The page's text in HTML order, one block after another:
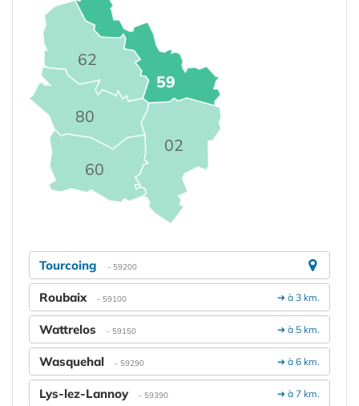
02
59
60
62
80
Tourcoing - 59200
➔ à 3 km.
Roubaix - 59100
➔ à 5 km.
Wattrelos - 59150
➔ à 6 km.
Wasquehal - 59290
➔ à 7 km.
Lys-lez-Lannoy - 59390